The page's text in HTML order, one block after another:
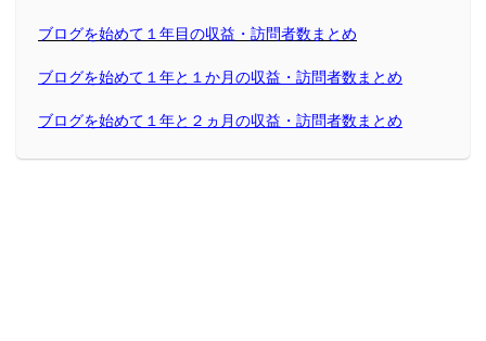
ブログを始めて１年目の収益・訪問者数まとめ
ブログを始めて１年と１か月の収益・訪問者数まとめ
ブログを始めて１年と２ヵ月の収益・訪問者数まとめ